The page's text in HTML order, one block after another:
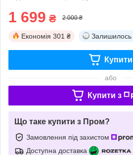
1 699 ₴ 2 000 ₴
Економія 301 ₴ Залишилось
Купити
або
Купити з
Що таке купити з Пром?
Замовлення під захистом
Доступна доставка